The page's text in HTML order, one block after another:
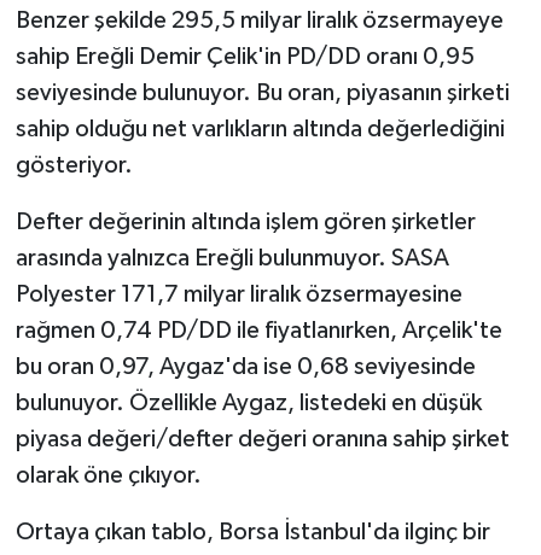
Benzer şekilde 295,5 milyar liralık özsermayeye
sahip Ereğli Demir Çelik'in PD/DD oranı 0,95
seviyesinde bulunuyor. Bu oran, piyasanın şirketi
sahip olduğu net varlıkların altında değerlediğini
gösteriyor.
Defter değerinin altında işlem gören şirketler
arasında yalnızca Ereğli bulunmuyor. SASA
Polyester 171,7 milyar liralık özsermayesine
rağmen 0,74 PD/DD ile fiyatlanırken, Arçelik'te
bu oran 0,97, Aygaz'da ise 0,68 seviyesinde
bulunuyor. Özellikle Aygaz, listedeki en düşük
piyasa değeri/defter değeri oranına sahip şirket
olarak öne çıkıyor.
Ortaya çıkan tablo, Borsa İstanbul'da ilginç bir